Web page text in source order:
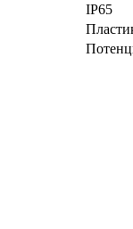
IP65